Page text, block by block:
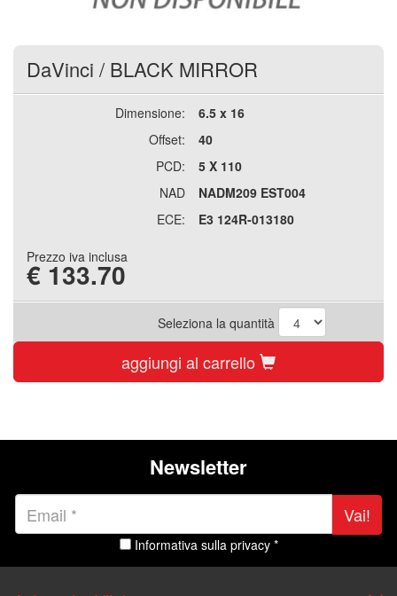
DaVinci / BLACK MIRROR
Dimensione:
6.5 x 16
Offset:
40
PCD:
5 X 110
NAD
NADM209 EST004
ECE:
E3 124R-013180
Prezzo iva inclusa
€ 133.70
Seleziona la quantità
aggiungi al carrello
Newsletter
Vai!
Informativa sulla privacy *